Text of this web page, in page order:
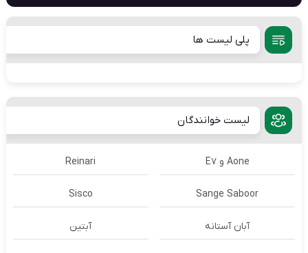
پلی لیست ها
لیست خوانندگان
Aone و E7 Reinari
Sange Saboor
Sisco
آبان آستانه آبتین